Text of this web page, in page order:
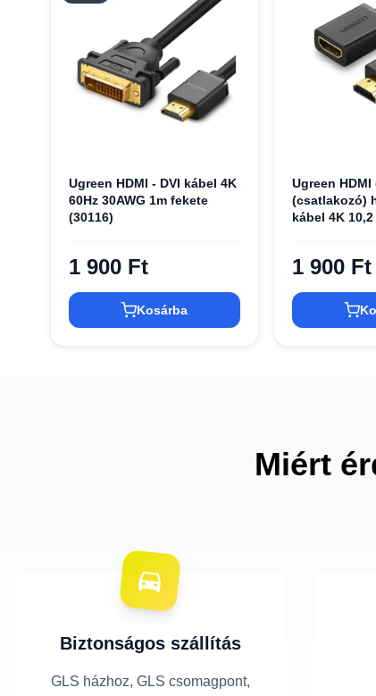
Ugreen HDMI - DVI kábel 4K
60Hz 30AWG 1m fekete
(30116)
1 900 Ft
Kosárba
Ugreen HDMI
(csatlakozó)
kábel 4K
1 900 Ft
Miért
Biztonságos szállítás
GLS házhoz, GLS csomagpont,